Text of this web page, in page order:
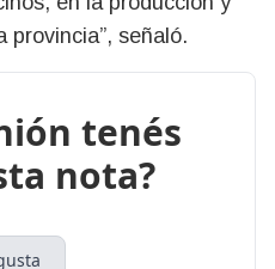
provincia”, señaló.
tenés
nota?